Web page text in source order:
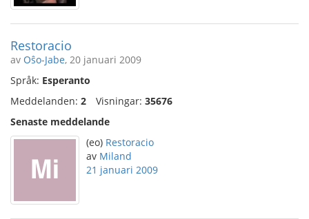
Restoracio
av Oŝo-Jabe, 20 januari 2009
Språk: Esperanto
Meddelanden: 2 Visningar: 35676
Senaste meddelande
(eo) Restoracio
av Miland
21 januari 2009